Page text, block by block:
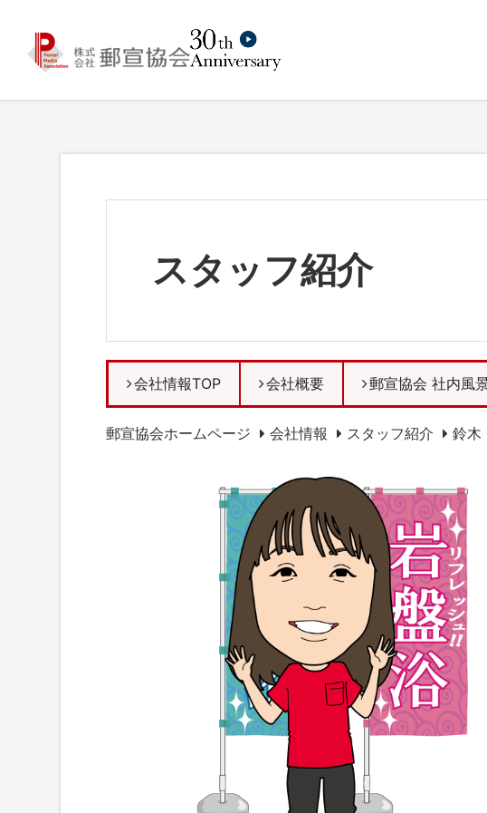
スタッフ紹介
会社情報TOP 会社概要 郵宣協会 社内風
郵宣協会ホームページ 会社情報 スタッフ紹介 鈴